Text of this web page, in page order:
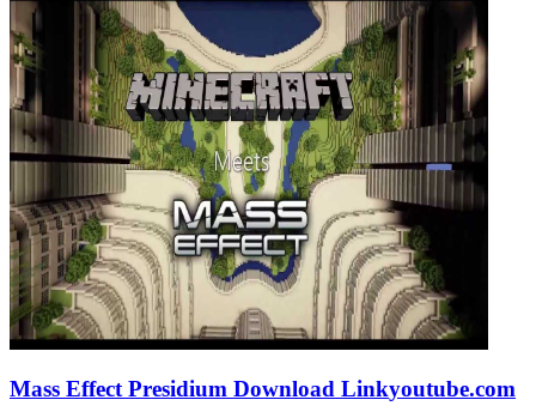
Mass Effect Presidium Download Linkyoutube.com